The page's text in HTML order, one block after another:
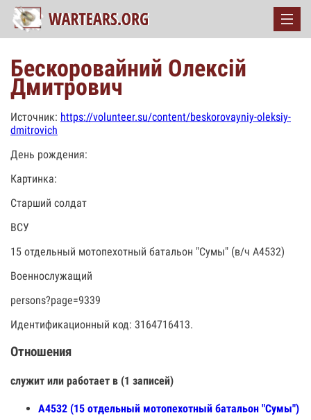
Бескоровайний Олексій
Дмитрович
Источник: https://volunteer.su/content/beskorovayniy-oleksiy-
dmitrovich
День рождения:
Картинка:
Старший солдат
ВСУ
15 отдельный мотопехотный батальон "Сумы" (в/ч А4532)
Военнослужащий
persons?page=9339
Идентификационный код: 3164716413.
Отношения
служит или работает в (1 записей)
А4532 (15 отдельный мотопехотный батальон "Сумы")